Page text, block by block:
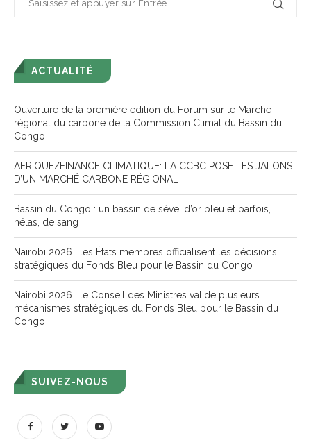
ACTUALITÉ
Ouverture de la première édition du Forum sur le Marché
régional du carbone de la Commission Climat du Bassin du
Congo
AFRIQUE/FINANCE CLIMATIQUE: LA CCBC POSE LES JALONS
D’UN MARCHÉ CARBONE RÉGIONAL
Bassin du Congo : un bassin de sève, d’or bleu et parfois,
hélas, de sang
Nairobi 2026 : les États membres officialisent les décisions
stratégiques du Fonds Bleu pour le Bassin du Congo
Nairobi 2026 : le Conseil des Ministres valide plusieurs
mécanismes stratégiques du Fonds Bleu pour le Bassin du
Congo
SUIVEZ-NOUS